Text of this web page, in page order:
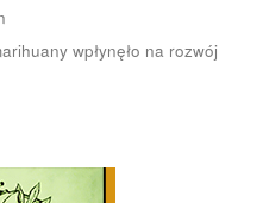
wpłynęło na rozwój